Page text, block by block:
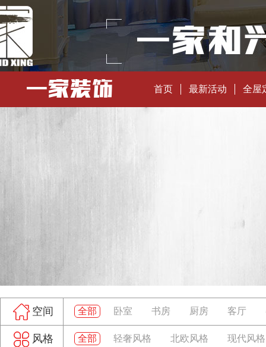
首页 最新活动 全屋
空间 全部 卧室 书房 厨房 客厅
风格 全部 轻奢风格 北欧风格 现代风格